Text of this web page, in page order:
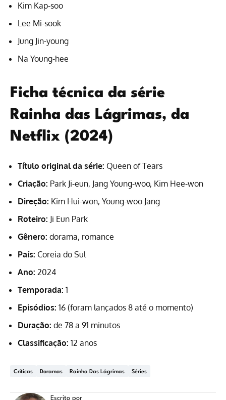
Kim Kap-soo
Lee Mi-sook
Jung Jin-young
Na Young-hee
Ficha técnica da série
Rainha das Lágrimas, da
Netflix (2024)
Título original da série: Queen of Tears
Criação: Park Ji-eun, Jang Young-woo, Kim Hee-won
Direção: Kim Hui-won, Young-woo Jang
Roteiro: Ji Eun Park
Gênero: dorama, romance
País: Coreia do Sul
Ano: 2024
Temporada: 1
Episódios: 16 (foram lançados 8 até o momento)
Duração: de 78 a 91 minutos
Classificação: 12 anos
Críticas Doramas Rainha Das Lágrimas Séries
Escrito por